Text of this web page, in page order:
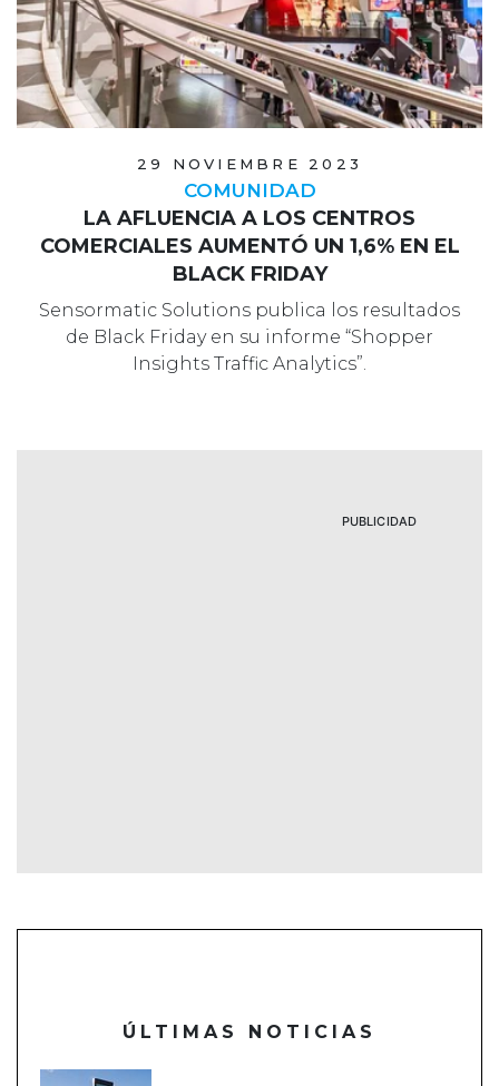
29 NOVIEMBRE 2023
COMUNIDAD
LA AFLUENCIA A LOS CENTROS
COMERCIALES AUMENTÓ UN 1,6% EN EL
BLACK FRIDAY
Sensormatic Solutions publica los resultados
de Black Friday en su informe “Shopper
Insights Traffic Analytics”.
PUBLICIDAD
ÚLTIMAS NOTICIAS